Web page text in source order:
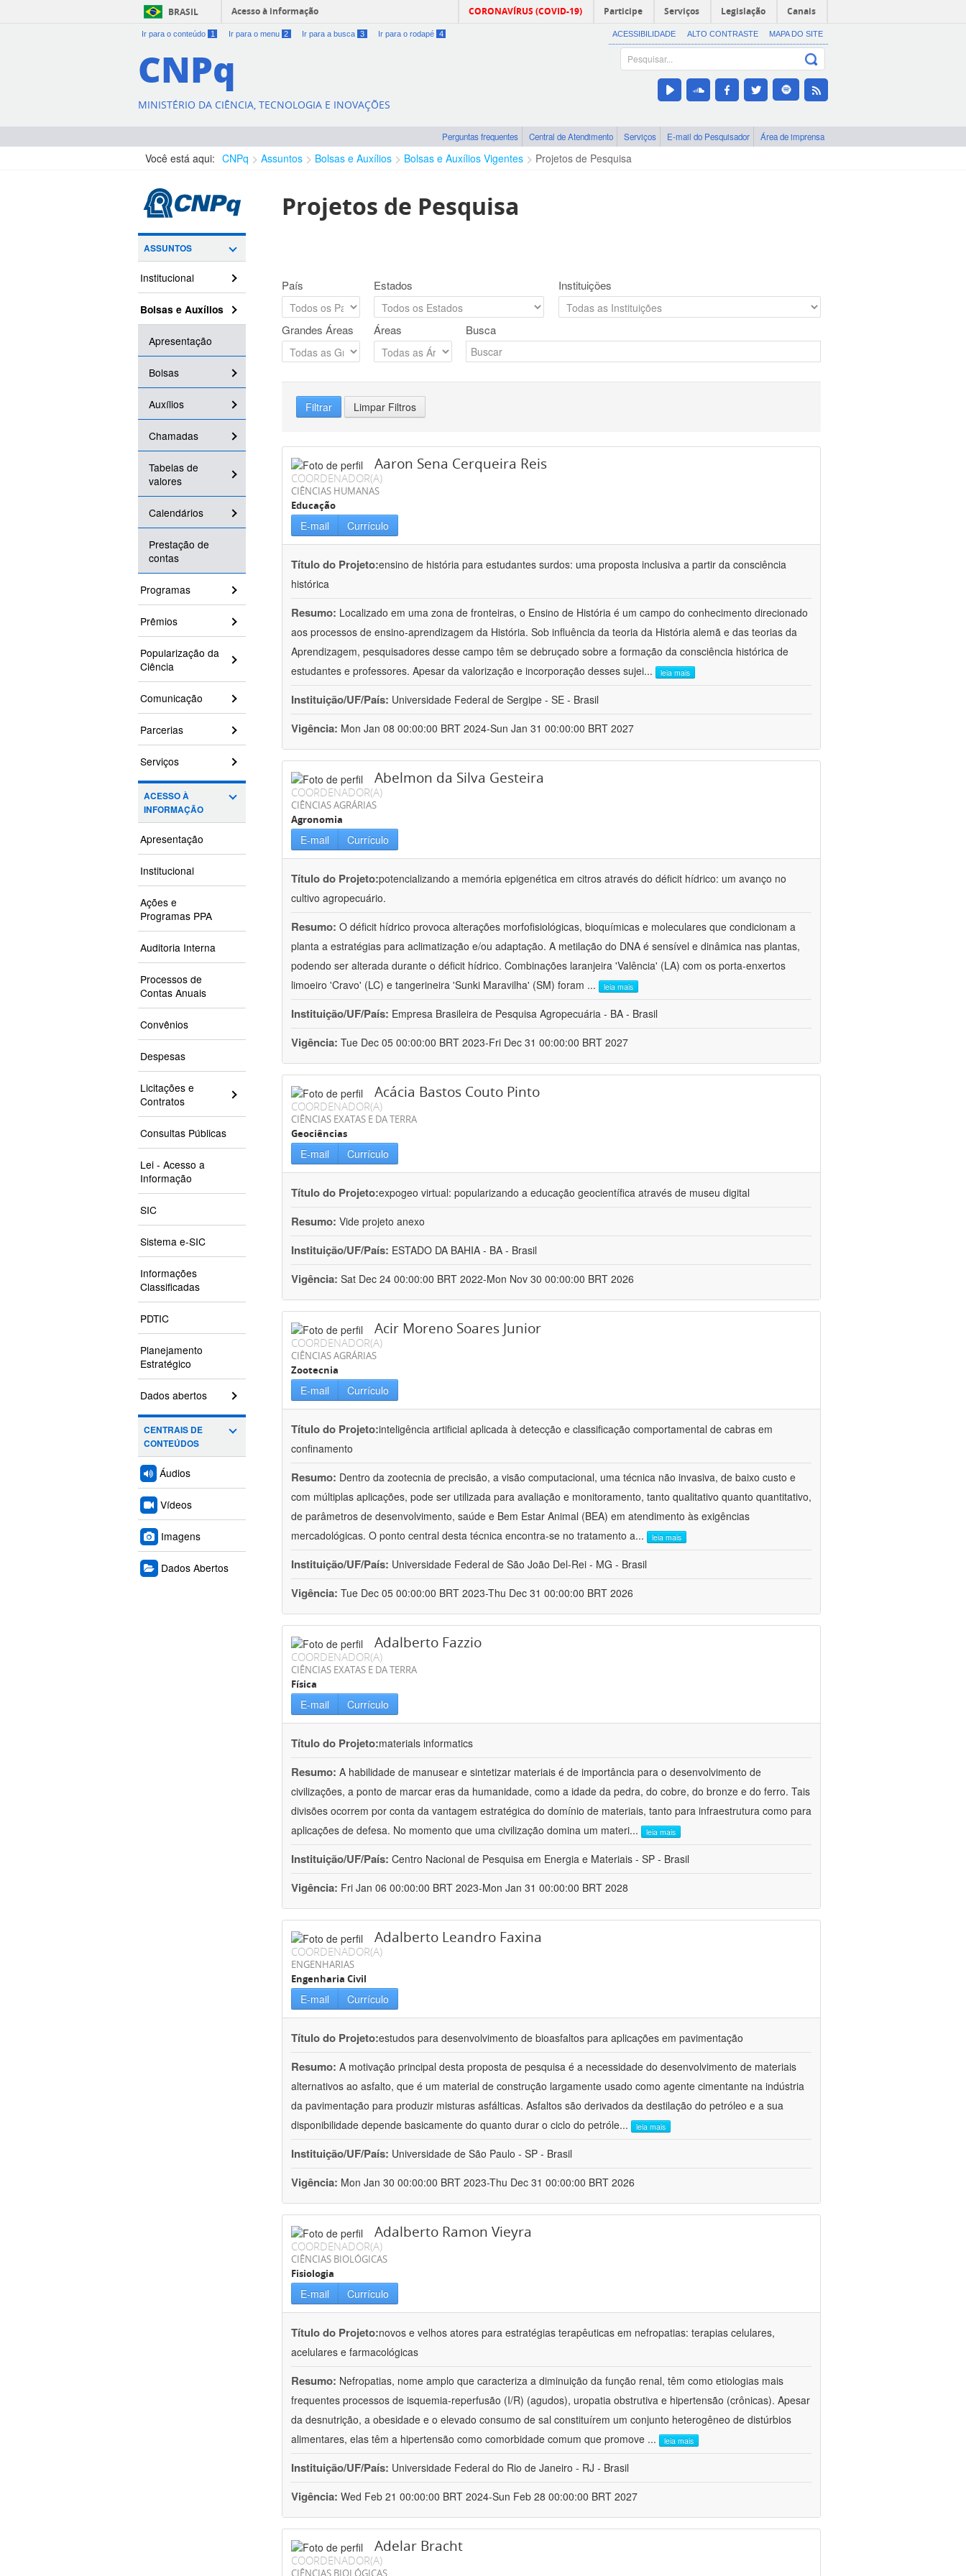
BRASIL Acesso à informação CORONAVÍRUS (COVID-19) Participe Serviços Legislação Canais
Ir para o conteúdo 1 Ir para o menu 2 Ir para a busca 3 Ir para o rodapé 4 ACESSIBILIDADE ALTO CONTRASTE MAPA DO SITE
CNPq
MINISTÉRIO DA CIÊNCIA, TECNOLOGIA E INOVAÇÕES
Perguntas frequentes Central de Atendimento Serviços E-mail do Pesquisador Área de imprensa
Você está aqui: CNPq Assuntos Bolsas e Auxílios Bolsas e Auxílios Vigentes Projetos de Pesquisa
ASSUNTOS
Institucional
Bolsas e Auxílios
Apresentação
Bolsas
Auxílios
Chamadas
Tabelas de
valores
Calendários
Prestação de
contas
Programas
Prêmios
Popularização da
Ciência
Comunicação
Parcerias
Serviços
ACESSO À
INFORMAÇÃO
Apresentação
Institucional
Ações e
Programas PPA
Auditoria Interna
Processos de
Contas Anuais
Convênios
Despesas
Licitações e
Contratos
Consultas Públicas
Lei - Acesso a
Informação
SIC
Sistema e-SIC
Informações
Classificadas
PDTIC
Planejamento
Estratégico
Dados abertos
CENTRAIS DE
CONTEÚDOS
Áudios
Vídeos
Imagens
Dados Abertos
Projetos de Pesquisa
País Estados Instituições
Grandes Áreas Áreas Busca
Filtrar Limpar Filtros
Aaron Sena Cerqueira Reis
COORDENADOR(A)
CIÊNCIAS HUMANAS
Educação
E-mail Currículo
Título do Projeto:ensino de história para estudantes surdos: uma proposta inclusiva a partir da consciência
histórica
Resumo: Localizado em uma zona de fronteiras, o Ensino de História é um campo do conhecimento direcionado
aos processos de ensino-aprendizagem da História. Sob influência da teoria da História alemã e das teorias da
Aprendizagem, pesquisadores desse campo têm se debruçado sobre a formação da consciência histórica de
estudantes e professores. Apesar da valorização e incorporação desses sujei... leia mais
Instituição/UF/País: Universidade Federal de Sergipe - SE - Brasil
Vigência: Mon Jan 08 00:00:00 BRT 2024-Sun Jan 31 00:00:00 BRT 2027
Abelmon da Silva Gesteira
COORDENADOR(A)
CIÊNCIAS AGRÁRIAS
Agronomia
E-mail Currículo
Título do Projeto:potencializando a memória epigenética em citros através do déficit hídrico: um avanço no
cultivo agropecuário.
Resumo: O déficit hídrico provoca alterações morfofisiológicas, bioquímicas e moleculares que condicionam a
planta a estratégias para aclimatização e/ou adaptação. A metilação do DNA é sensível e dinâmica nas plantas,
podendo ser alterada durante o déficit hídrico. Combinações laranjeira 'Valência' (LA) com os porta-enxertos
limoeiro 'Cravo' (LC) e tangerineira 'Sunki Maravilha' (SM) foram ... leia mais
Instituição/UF/País: Empresa Brasileira de Pesquisa Agropecuária - BA - Brasil
Vigência: Tue Dec 05 00:00:00 BRT 2023-Fri Dec 31 00:00:00 BRT 2027
Acácia Bastos Couto Pinto
COORDENADOR(A)
CIÊNCIAS EXATAS E DA TERRA
Geociências
E-mail Currículo
Título do Projeto:expogeo virtual: popularizando a educação geocientífica através de museu digital
Resumo: Vide projeto anexo
Instituição/UF/País: ESTADO DA BAHIA - BA - Brasil
Vigência: Sat Dec 24 00:00:00 BRT 2022-Mon Nov 30 00:00:00 BRT 2026
Acir Moreno Soares Junior
COORDENADOR(A)
CIÊNCIAS AGRÁRIAS
Zootecnia
E-mail Currículo
Título do Projeto:inteligência artificial aplicada à detecção e classificação comportamental de cabras em
confinamento
Resumo: Dentro da zootecnia de precisão, a visão computacional, uma técnica não invasiva, de baixo custo e
com múltiplas aplicações, pode ser utilizada para avaliação e monitoramento, tanto qualitativo quanto quantitativo,
de parâmetros de desenvolvimento, saúde e Bem Estar Animal (BEA) em atendimento às exigências
mercadológicas. O ponto central desta técnica encontra-se no tratamento a... leia mais
Instituição/UF/País: Universidade Federal de São João Del-Rei - MG - Brasil
Vigência: Tue Dec 05 00:00:00 BRT 2023-Thu Dec 31 00:00:00 BRT 2026
Adalberto Fazzio
COORDENADOR(A)
CIÊNCIAS EXATAS E DA TERRA
Física
E-mail Currículo
Título do Projeto:materials informatics
Resumo: A habilidade de manusear e sintetizar materiais é de importância para o desenvolvimento de
civilizações, a ponto de marcar eras da humanidade, como a idade da pedra, do cobre, do bronze e do ferro. Tais
divisões ocorrem por conta da vantagem estratégica do domínio de materiais, tanto para infraestrutura como para
aplicações de defesa. No momento que uma civilização domina um materi... leia mais
Instituição/UF/País: Centro Nacional de Pesquisa em Energia e Materiais - SP - Brasil
Vigência: Fri Jan 06 00:00:00 BRT 2023-Mon Jan 31 00:00:00 BRT 2028
Adalberto Leandro Faxina
COORDENADOR(A)
ENGENHARIAS
Engenharia Civil
E-mail Currículo
Título do Projeto:estudos para desenvolvimento de bioasfaltos para aplicações em pavimentação
Resumo: A motivação principal desta proposta de pesquisa é a necessidade do desenvolvimento de materiais
alternativos ao asfalto, que é um material de construção largamente usado como agente cimentante na indústria
da pavimentação para produzir misturas asfálticas. Asfaltos são derivados da destilação do petróleo e a sua
disponibilidade depende basicamente do quanto durar o ciclo do petróle... leia mais
Instituição/UF/País: Universidade de São Paulo - SP - Brasil
Vigência: Mon Jan 30 00:00:00 BRT 2023-Thu Dec 31 00:00:00 BRT 2026
Adalberto Ramon Vieyra
COORDENADOR(A)
CIÊNCIAS BIOLÓGICAS
Fisiologia
E-mail Currículo
Título do Projeto:novos e velhos atores para estratégias terapêuticas em nefropatias: terapias celulares,
acelulares e farmacológicas
Resumo: Nefropatias, nome amplo que caracteriza a diminuição da função renal, têm como etiologias mais
frequentes processos de isquemia-reperfusão (I/R) (agudos), uropatia obstrutiva e hipertensão (crônicas). Apesar
da desnutrição, a obesidade e o elevado consumo de sal constituírem um conjunto heterogêneo de distúrbios
alimentares, elas têm a hipertensão como comorbidade comum que promove ... leia mais
Instituição/UF/País: Universidade Federal do Rio de Janeiro - RJ - Brasil
Vigência: Wed Feb 21 00:00:00 BRT 2024-Sun Feb 28 00:00:00 BRT 2027
Adelar Bracht
COORDENADOR(A)
CIÊNCIAS BIOLÓGICAS